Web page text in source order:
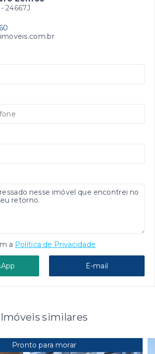
24667J
a Política de Privacidade
E-mail
Imóveis similares
Pronto para morar